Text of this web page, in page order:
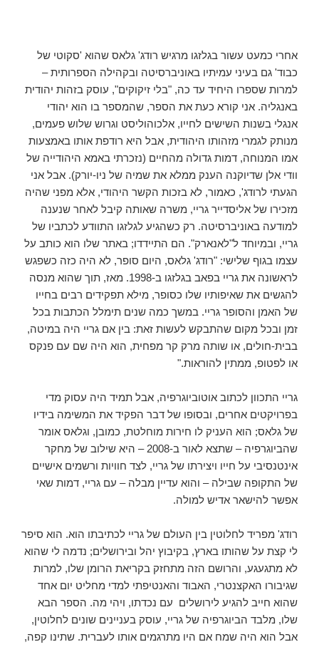
אחרי כמעט עשור בגלזגו מרגיש רודג' גלאס שהוא 'סקוטי של
כבוד' גם בעיני עמיתיו באוניברסיטה ובקהילה הספרותית –
למרות שספרו היחיד עד כה, "בלי זיקוקים", עוסק בזהות יהודית
באנגליה. אני קורא כעת את הספר, שהמספר בו הוא יהודי
אנגלי בשנות השישים לחייו, אלכוהוליסט וגרוש שלוש פעמים,
מנותק לגמרי מזהותו היהודית, אבל היא רודפת אותו באמצעות
אמו המנוחה, דמות גדולה מהחיים (נזכרתי באמא היהודייה של
וודי אלן שדיוקנה הענק ממלא את שמיה של ניו-יורק). אבל אני
הגעתי לרודג', כאמור, לא בזכות הקשר היהודי, אלא מפני שהיה
מזכירו של אליסדייר גריי, משרה שאותה קיבל לאחר שנענה
למודעה באוניברסיטה. רק כשהגיע לגלזגו התוודע לכתביו של
גריי, ובמיוחד ל"לאנארק". הם התיידדו; באתר שלו הוא כותב על
עצמו בגוף שלישי: "רודג' גלאס, היום סופר, לא היה כזה כשפגש
לראשונה את גריי בפאב בגלזגו ב-1998. מאז, תוך שהוא מנסה
להגשים את שאיפותיו שלו כסופר, מילא תפקידים רבים בחייו
של האמן והסופר גריי. במשך כמה שנים תימלל הכתבות בכל
זמן ובכל מקום שהתבקש לעשות זאת: בין אם גריי היה במיטה,
בבית-חולים, או שותה מרק קר מפחית, הוא היה שם עם פנקס
או לפטופ, ממתין להוראות."
גריי התכוון לכתוב אוטוביוגרפיה, אבל תמיד היה עסוק מדי
בפרויקטים אחרים, ובסופו של דבר הפקיד את המשימה בידיו
של גלאס; הוא העניק לו חירות מוחלטת, כמובן, וגלאס אומר
שהביוגרפיה – שתצא לאור ב-2008 – היא שילוב של מחקר
אינטנסיבי על חייו ויצירתו של גריי, לצד חוויות ורשמים אישיים
של התקופה שבילה – והוא עדיין מבלה – עם גריי, דמות שאי
אפשר להישאר אדיש למולה.
רודג' מפריד לחלוטין בין העולם של גריי לכתיבתו הוא. הוא סיפר
לי קצת על שהותו בארץ, בקיבוץ יהל ובירושלים; נדמה לי שהוא
לא מתגעגע, והרושם הזה מתחזק בקריאת הרומן שלו, למרות
שגיבורו האקצנטרי, האבוד והאנטיפתי למדי מחליט יום אחד
שהוא חייב להגיע לירושלים עם נכדתו, ויהי מה. הספר הבא
שלו, מלבד הביוגרפיה של גריי, עוסק בעניינים שונים לחלוטין,
אבל הוא היה שמח אם היו מתרגמים אותו לעברית. שתינו קפה,